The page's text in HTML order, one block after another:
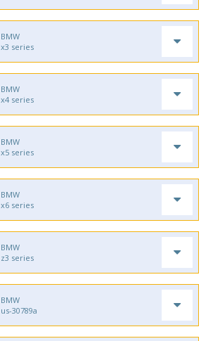
BMW
x3 series
BMW
x4 series
BMW
x5 series
BMW
x6 series
BMW
z3 series
BMW
us-30789a